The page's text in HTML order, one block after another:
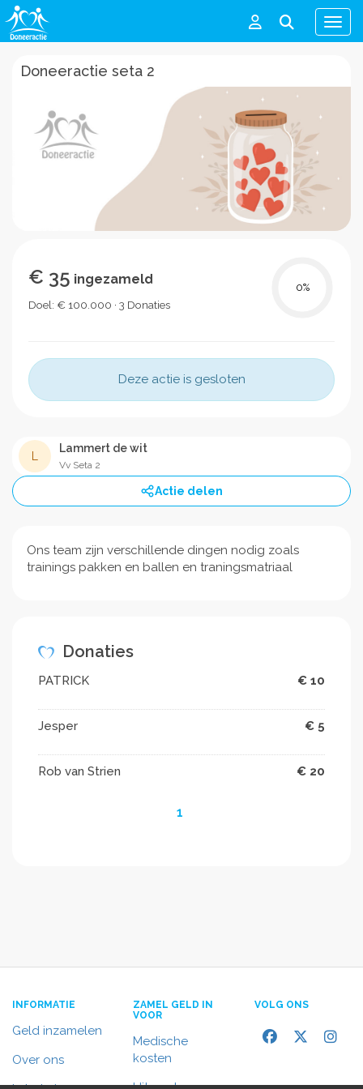
Menu
Doneeractie seta 2
€ 35 ingezameld
Doel: € 100.000 · 3 Donaties
0%
Deze actie is gesloten
Lammert de wit
Vv Seta 2
Actie delen
Ons team zijn verschillende dingen nodig zoals
trainings pakken en ballen en traningsmatriaal
Donaties
PATRICK € 10
Jesper € 5
Rob van Strien € 20
1
INFORMATIE
Geld inzamelen
Over ons
ZAMEL GELD IN
VOOR
Medische
kosten
VOLG ONS